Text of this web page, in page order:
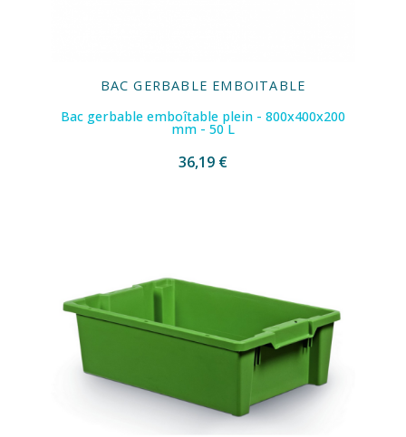
BAC GERBABLE EMBOITABLE
Bac gerbable emboîtable plein - 800x400x200
mm - 50 L
36,19 €